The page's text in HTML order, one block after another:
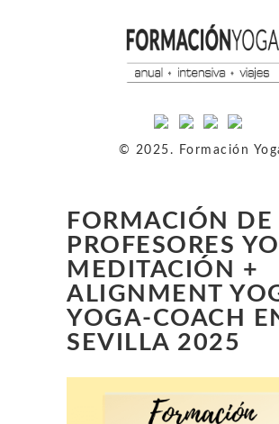
© 2025. Formación
FORMACIÓN DE
PROFESORES
MEDITACIÓN +
ALIGNMENT
YOGA-COACH
SEVILLA 2025